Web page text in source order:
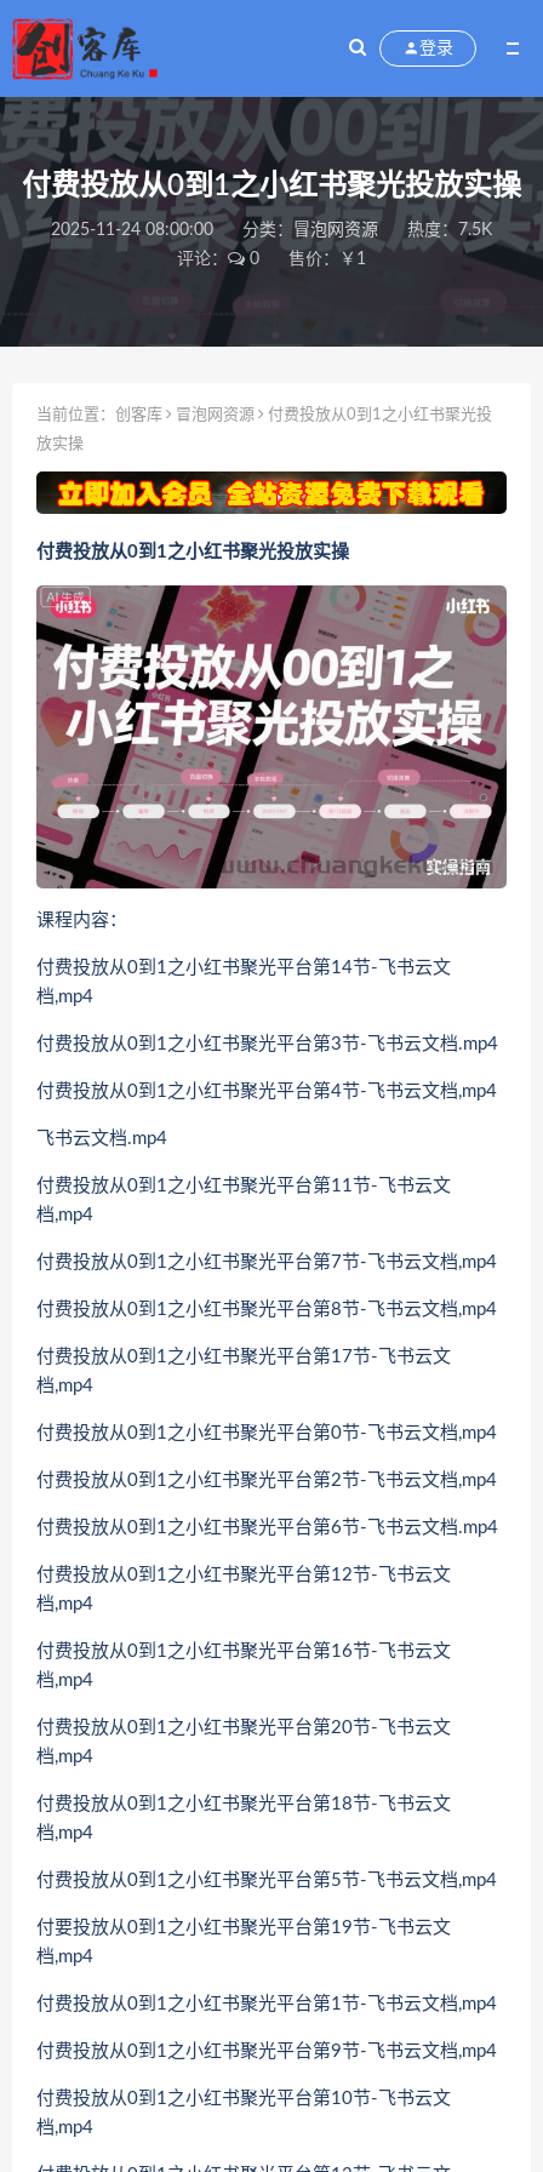
登录
‌​⁢‍⁤​⁣⁤⁣‍‬‬‬⁤⁤‌‬⁡‌⁣⁡⁣⁣​‍⁣‍​‍‬⁤​‌⁤⁢‍‍​⁢​​‍⁡‌付费投放从0到1之小红书聚光投放实操
2025-11-24 08:00:00 分类： 冒泡网资源
热度：7.5K
评论：
0 售价：￥1
当前位置： 创客库 冒泡网资源
‌​⁢‍⁤​⁣⁤⁣‍‬‬‬⁤⁤‌‬⁡‌⁣⁡⁣⁣​‍⁣‍​‍‬⁤​‌⁤⁢‍‍​⁢​​‍⁡‌付费投放从0到1之小红书聚光投
放实操
‌​⁢‍⁤​⁣⁤⁣‍‬‬‬⁤⁤‌‬⁡‌⁣⁡⁣⁣​‍⁣‍​‍‬⁤​‌⁤⁢‍‍​⁢​​‍⁡‌付费投放从0到1之小红书聚光投放实操
课程内容：
付费投放从0到1之小红书聚光平台第14节-飞书云文
档,mp4
付费投放从0到1之小红书聚光平台第3节-飞书云文档.mp4
付费投放从0到1之小红书聚光平台第4节-飞书云文档,mp4
飞书云文档.mp4
付费投放从0到1之小红书聚光平台第11节-飞书云文
档,mp4
付费投放从0到1之小红书聚光平台第7节-飞书云文档,mp4
付费投放从0到1之小红书聚光平台第8节-飞书云文档,mp4
付费投放从0到1之小红书聚光平台第17节-飞书云文
档,mp4
付费投放从0到1之小红书聚光平台第0节-飞书云文档,mp4
付费投放从0到1之小红书聚光平台第2节-飞书云文档,mp4
付费投放从0到1之小红书聚光平台第6节-飞书云文档.mp4
付费投放从0到1之小红书聚光平台第12节-飞书云文
档,mp4
付费投放从0到1之小红书聚光平台第16节-飞书云文
档,mp4
付费投放从0到1之小红书聚光平台第20节-飞书云文
档,mp4
付费投放从0到1之小红书聚光平台第18节-飞书云文
档,mp4
付费投放从0到1之小红书聚光平台第5节-飞书云文档,mp4
付要投放从0到1之小红书聚光平台第19节-飞书云文
档,mp4
付费投放从0到1之小红书聚光平台第1节-飞书云文档,mp4
付费投放从0到1之小红书聚光平台第9节-飞书云文档,mp4
付费投放从0到1之小红书聚光平台第10节-飞书云文
档,mp4